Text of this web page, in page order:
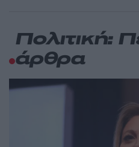
Πολιτική:
άρθρα